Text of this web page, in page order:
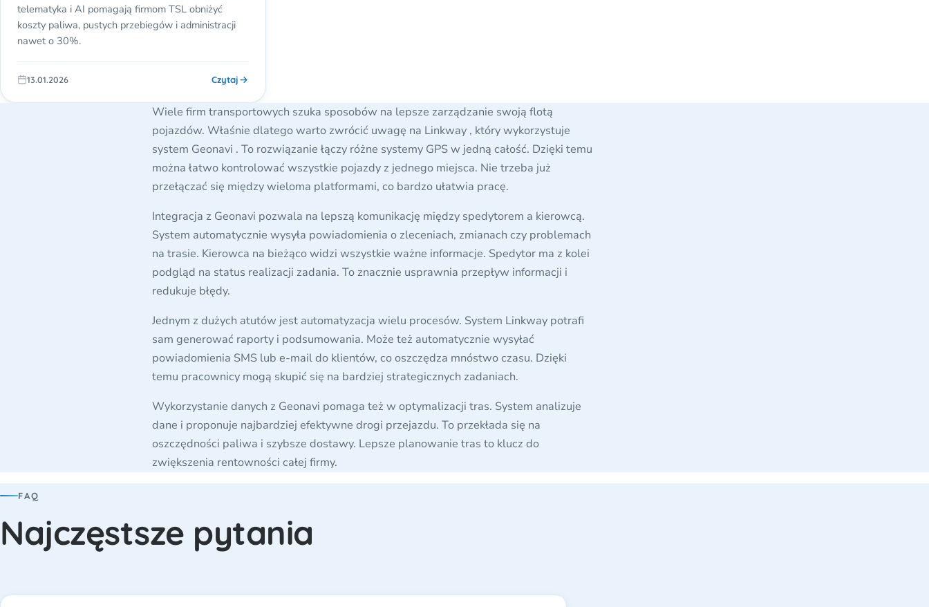
telematyka i AI pomagają firmom TSL obniżyć
koszty paliwa, pustych przebiegów i administracji
nawet o 30%.
13.01.2026 Czytaj
Wiele firm transportowych szuka sposobów na lepsze zarządzanie swoją flotą
pojazdów. Właśnie dlatego warto zwrócić uwagę na Linkway , który wykorzystuje
system Geonavi . To rozwiązanie łączy różne systemy GPS w jedną całość. Dzięki temu
można łatwo kontrolować wszystkie pojazdy z jednego miejsca. Nie trzeba już
przełączać się między wieloma platformami, co bardzo ułatwia pracę.
Integracja z Geonavi pozwala na lepszą komunikację między spedytorem a kierowcą.
System automatycznie wysyła powiadomienia o zleceniach, zmianach czy problemach
na trasie. Kierowca na bieżąco widzi wszystkie ważne informacje. Spedytor ma z kolei
podgląd na status realizacji zadania. To znacznie usprawnia przepływ informacji i
redukuje błędy.
Jednym z dużych atutów jest automatyzacja wielu procesów. System Linkway potrafi
sam generować raporty i podsumowania. Może też automatycznie wysyłać
powiadomienia SMS lub e-mail do klientów, co oszczędza mnóstwo czasu. Dzięki
temu pracownicy mogą skupić się na bardziej strategicznych zadaniach.
Wykorzystanie danych z Geonavi pomaga też w optymalizacji tras. System analizuje
dane i proponuje najbardziej efektywne drogi przejazdu. To przekłada się na
oszczędności paliwa i szybsze dostawy. Lepsze planowanie tras to klucz do
zwiększenia rentowności całej firmy.
FAQ
Najczęstsze pytania